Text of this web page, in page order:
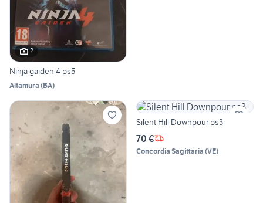
2
Ninja gaiden 4 ps5
Altamura (BA)
Silent Hill Downpour ps3
70 €
Concordia Sagittaria (VE)